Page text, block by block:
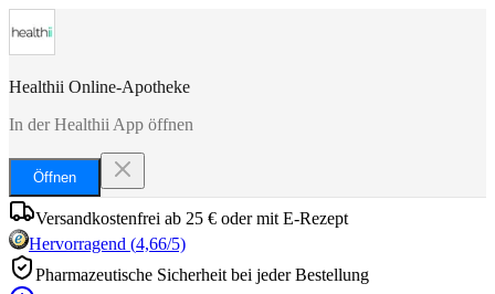
Healthii Online-Apotheke
In der Healthii App öffnen
Öffnen
Versandkostenfrei ab 25 € oder mit E-Rezept
Hervorragend (4,66/5)
Pharmazeutische Sicherheit bei jeder Bestellung